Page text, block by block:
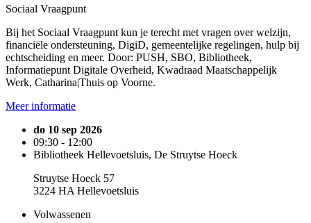
Sociaal Vraagpunt
Bij het Sociaal Vraagpunt kun je terecht met vragen over welzijn,
financiële ondersteuning, DigiD, gemeentelijke regelingen, hulp bij
echtscheiding en meer. Door: PUSH, SBO, Bibliotheek,
Informatiepunt Digitale Overheid, Kwadraad Maatschappelijk
Werk, Catharina|Thuis op Voorne.
Meer informatie
do 10 sep 2026
09:30 - 12:00
Bibliotheek Hellevoetsluis, De Struytse Hoeck
Struytse Hoeck 57
3224 HA Hellevoetsluis
Volwassenen